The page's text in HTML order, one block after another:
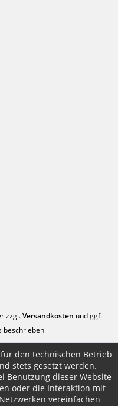
zzgl.Versandkosten und ggf.
beschrieben
den technischen Betrieb
stets gesetzt werden.
Benutzung dieser Website
oder die Interaktion mit
vereinfachen